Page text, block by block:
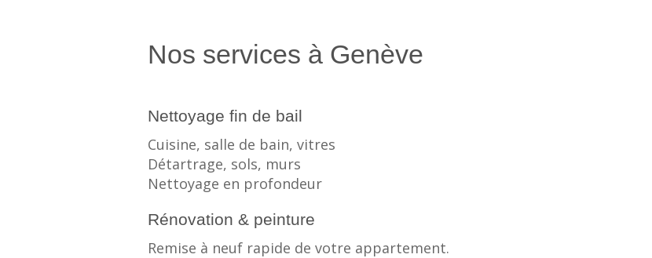
Nos services à Genève
Nettoyage fin de bail
Cuisine, salle de bain, vitres
Détartrage, sols, murs
Nettoyage en profondeur
Rénovation & peinture
Remise à neuf rapide de votre appartement.